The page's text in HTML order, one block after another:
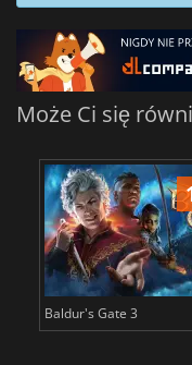
Może Ci się
Baldur's Gate 3